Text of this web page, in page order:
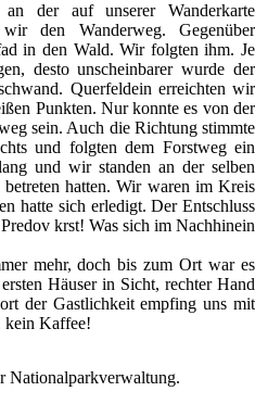
der auf unserer Wanderkarte
den Wanderweg. Gegenüber
in den Wald. Wir folgten ihm. Je
desto unscheinbarer wurde der
Querfeldein erreichten wir
Punkten. Nur konnte es von der
sein. Auch die Richtung stimmte
und folgten dem Forstweg ein
und wir standen an der selben
hatten. Wir waren im Kreis
hatte sich erledigt. Der Entschluss
krst! Was sich im Nachhinein
mehr, doch bis zum Ort war es
Häuser in Sicht, rechter Hand
der Gastlichkeit empfing uns mit
kein Kaffee!
Nationalparkverwaltung.